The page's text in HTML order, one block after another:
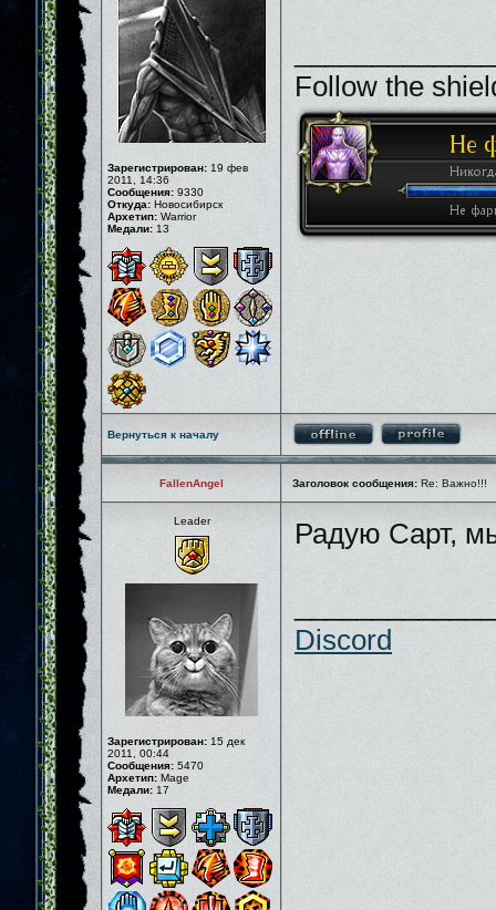
Зарегистрирован: 19 фев
2011, 14:36
Сообщения: 9330
Откуда: Новосибирск
Архетип: Warrior
Медали: 13
Follow the
Вернуться к началу
FallenAngel Заголовок сообщения: Re: Важно!!!
Leader
Зарегистрирован: 15 дек
2011, 00:44
Сообщения: 5470
Архетип: Mage
Медали: 17
Радую Сарт,
Discord